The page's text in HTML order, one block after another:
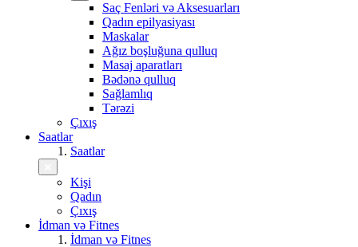
Saç Fenləri və Aksesuarları
Qadın epilyasiyası
Maskalar
Ağız boşluğuna qulluq
Masaj aparatları
Bədənə qulluq
Sağlamlıq
Tərəzi
Çıxış
Saatlar
Saatlar
Kişi
Qadın
Çıxış
İdman və Fitnes
İdman və Fitnes